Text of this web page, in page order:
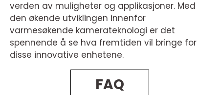
verden av muligheter og applikasjoner. Med
den økende utviklingen innenfor
varmesøkende kamerateknologi er det
spennende å se hva fremtiden vil bringe for
disse innovative enhetene.
FAQ